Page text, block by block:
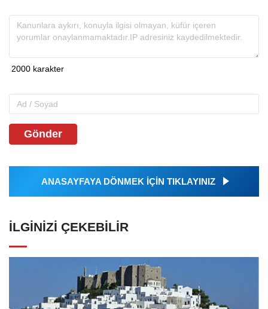
Gönder
ANASAYFAYA DÖNMEK İÇİN TIKLAYINIZ
İLGINIZI ÇEKEBILIR